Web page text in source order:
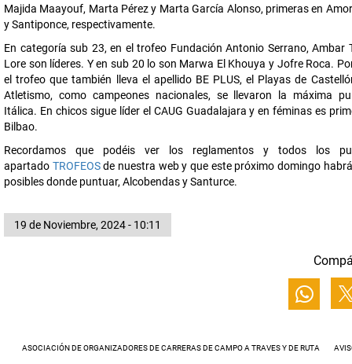
Majida Maayouf, Marta Pérez y Marta García Alonso, primeras en
y Santiponce, respectivamente.
En categoría sub 23, en el trofeo Fundación Antonio Serrano, Ambar
Lore son líderes. Y en sub 20 lo son Marwa El Khouya y Jofre Roca.
el trofeo que también lleva el apellido BE PLUS, el Playas de
Atletismo, como campeones nacionales, se llevaron la máxima
Itálica. En chicos sigue líder el CAUG Guadalajara y en féminas es
Bilbao.
Recordamos que podéis ver los reglamentos y todos los
apartado TROFEOSde nuestra web y que este próximo domingo
posibles donde puntuar, Alcobendas y Santurce.
19 de Noviembre, 2024 - 10:11
ASOCIACIÓN DE ORGANIZADORES DE CARRERAS DE CAMPO A TRAVES Y DE RUTA